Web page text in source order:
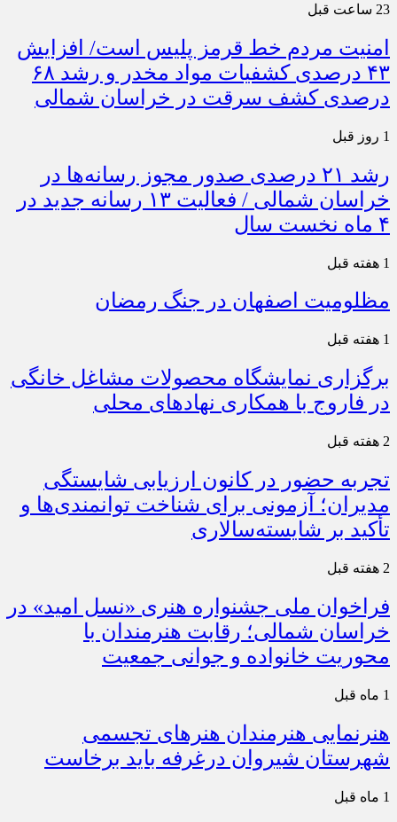
23 ساعت قبل
امنیت مردم خط قرمز پلیس است/ افزایش
۴۳ درصدی کشفیات مواد مخدر و رشد ۶۸
درصدی کشف سرقت در خراسان شمالی
1 روز قبل
رشد ۲۱ درصدی صدور مجوز رسانه‌ها در
خراسان شمالی / فعالیت ۱۳ رسانه جدید در
۴ ماه نخست سال
1 هفته قبل
مظلومیت اصفهان در جنگ رمضان
1 هفته قبل
برگزاری نمایشگاه محصولات مشاغل خانگی
در فاروج با همکاری نهادهای محلی
2 هفته قبل
تجربه حضور در کانون ارزیابی شایستگی
مدیران؛ آزمونی برای شناخت توانمندی‌ها و
تأکید بر شایسته‌سالاری
2 هفته قبل
فراخوان ملی جشنواره هنری «نسل امید» در
خراسان شمالی؛ رقابت هنرمندان با
محوریت خانواده و جوانی جمعیت
1 ماه قبل
هنرنمایی هنرمندان هنرهای تجسمی
شهرستان شیروان درغرفه باید برخاست
1 ماه قبل